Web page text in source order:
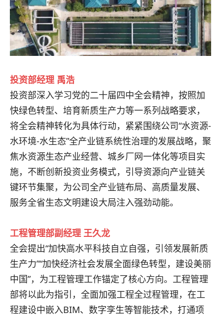
投资部经理 禹浩
投资部深入学习党的二十届四中全会精神，按照加
快绿色转型、培育新质生产力等一系列战略要求，
将全会精神转化为具体行动，紧紧围绕公司“水资源-
水环境-水生态”全产业链系统性治理的发展战略，聚
焦水资源生态产业经营、城乡厂网一体化等项目实
施，不断创新投资业务模式，引导资源向产业链关
键环节集聚，为公司全产业链布局、高质量发展、
服务全省生态文明建设大局注入强劲动能。
工程管理部副经理 王久龙
全会提出“加快高水平科技自立自强，引领发展新质
生产力”“加快经济社会发展全面绿色转型，建设美丽
中国”，为工程管理工作锚定了核心方向。工程管理
部将以此为指引，全面加强工程全过程管理，在工
程建设中嵌入BIM、数字孪生等智能技术，打通项